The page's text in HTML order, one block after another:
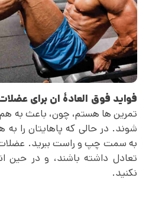
فواید فوق العادۀ ان برای
تمرین ها هستم، چون، باعث به
شوند. در حالی که پاهایتان را
به سمت چپ و راست ببرید. عضلات
تعادل داشته باشند، و در حین
نکنید.